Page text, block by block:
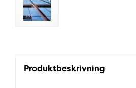
Produktbeskrivning